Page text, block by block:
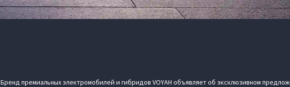
Бренд премиальных электромобилей и гибридов VOYAH объявляет об эксклюзивном